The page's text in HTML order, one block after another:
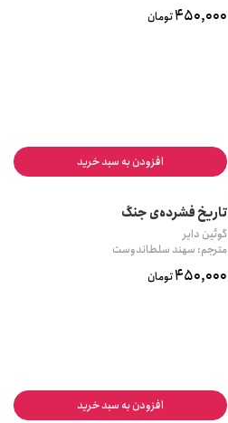
450,000تومان
افزودن به سبد خرید
تاریخ فشرده‌ی جنگ
گوئین دایر
مترجم: سهند سلطاندوست
450,000تومان
افزودن به سبد خرید